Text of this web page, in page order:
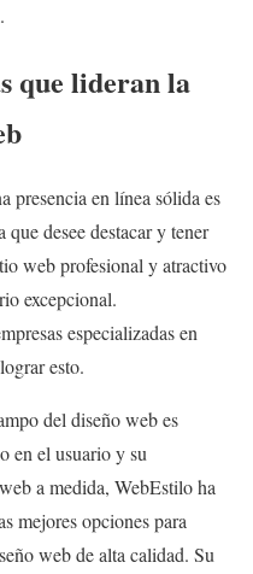
que lideran la
presencia en línea sólida es
desee destacar y tener
web profesional y atractivo
excepcional.
especializadas en
esto.
del diseño web es
en el usuario y su
a medida, WebEstilo ha
mejores opciones para
web de alta calidad. Su